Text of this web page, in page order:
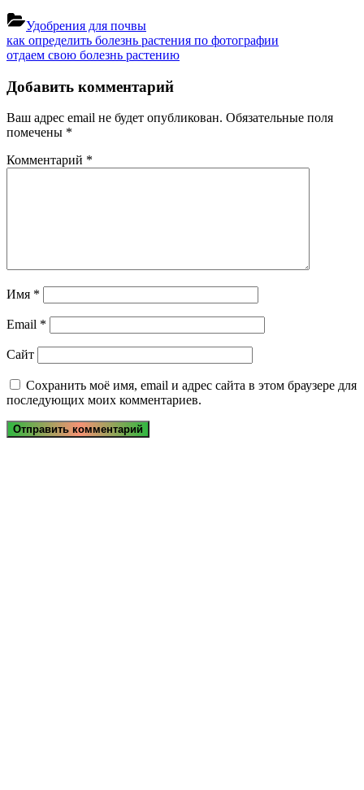
Удобрения для почвы
Навигация
по
записям
Previous
Post:
как определить болезнь растения по фотографии
Next
отдаем свою болезнь растению
Добавить комментарий
Ваш адрес email не будет опубликован. Обязательные поля
помечены *
Комментарий *
Имя *
Email *
Сайт
Сохранить моё имя, email и адрес сайта в этом браузере для
последующих моих комментариев.